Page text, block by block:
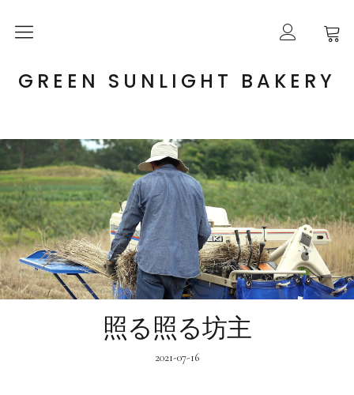
GREEN SUNLIGHT BAKERY
ABOUT US
GUIDE
BLOG
CONTACT
照る照る坊主
2021-07-16